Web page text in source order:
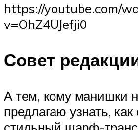
https://youtube.com/
v=OhZ4UJefji0
Совет
А тем, кому манишки
предлагаю узнать, как